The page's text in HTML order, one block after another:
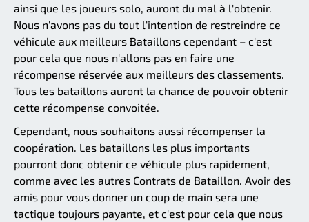
ainsi que les joueurs solo, auront du mal à l'obtenir.
Nous n'avons pas du tout l'intention de restreindre ce
véhicule aux meilleurs Bataillons cependant – c'est
pour cela que nous n'allons pas en faire une
récompense réservée aux meilleurs des classements.
Tous les bataillons auront la chance de pouvoir obtenir
cette récompense convoitée.
Cependant, nous souhaitons aussi récompenser la
coopération. Les bataillons les plus importants
pourront donc obtenir ce véhicule plus rapidement,
comme avec les autres Contrats de Bataillon. Avoir des
amis pour vous donner un coup de main sera une
tactique toujours payante, et c'est pour cela que nous